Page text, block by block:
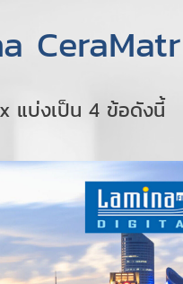
แบ่งเป็น 4 ข้อดังนี้